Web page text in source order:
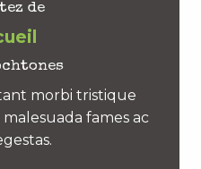
de
morbi tristique
fames ac